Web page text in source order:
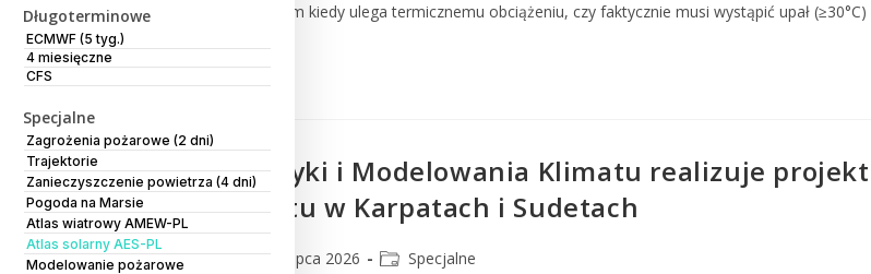
Długoterminowe
ECMWF (5 tyg.)
4 miesięczne
CFS
Specjalne
Zagrożenia pożarowe (2 dni)
Trajektorie
Zanieczyszczenie powietrza (4 dni)
Pogoda na Marsie
Atlas wiatrowy AMEW-PL
Atlas solarny AES-PL
Modelowanie pożarowe
Co dzieje się z organizmem kiedy ulega termicznemu obciążeniu, czy faktycznie musi wystąpić upał
Czytaj Dalej
Pracownia Fizyki i Modelowania Klimatu realizuje
zmiany klimatu w Karpatach i Sudetach
lmm_admin 14 lipca 2026 Specjalne